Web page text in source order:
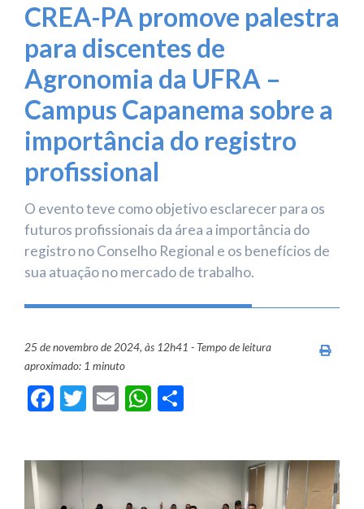
CREA-PA promove palestra
para discentes de
Agronomia da UFRA –
Campus Capanema sobre a
importância do registro
profissional
O evento teve como objetivo esclarecer para os
futuros profissionais da área a importância do
registro no Conselho Regional e os benefícios de
sua atuação no mercado de trabalho.
25 de novembro de 2024, às 12h41 - Tempo de leitura
aproximado: 1 minuto
Facebook
Twitter
EmailWhatsApp